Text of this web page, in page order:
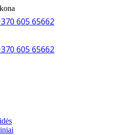
605 65662
605 65662